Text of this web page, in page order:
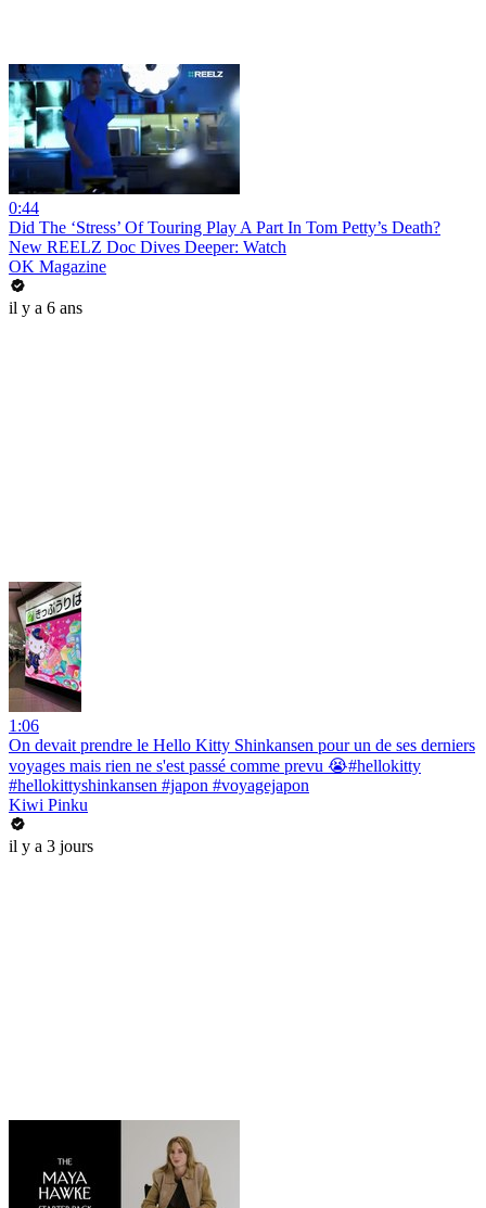
0:44
Did The ‘Stress’ Of Touring Play A Part In Tom Petty’s Death?
New REELZ Doc Dives Deeper: Watch
OK Magazine
il y a 6 ans
1:06
On devait prendre le Hello Kitty Shinkansen pour un de ses derniers
voyages mais rien ne s'est passé comme prevu 😭#hellokitty
#hellokittyshinkansen #japon #voyagejapon
Kiwi Pinku
il y a 3 jours